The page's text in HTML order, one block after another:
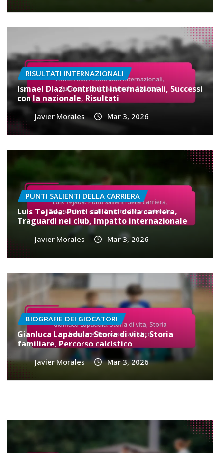
RISULTATI INTERNAZIONALI
Ismael Díaz: Contributi internazionali, Successi
con la nazionale, Risultati
Javier Morales Mar 3, 2026
PUNTI SALIENTI DELLA CARRIERA
Luis Tejada: Punti salienti della carriera,
Traguardi nei club, Impatto internazionale
Javier Morales Mar 3, 2026
BIOGRAFIE DEI GIOCATORI
Gianluca Lapadula: Storia di vita, Storia
familiare, Percorso calcistico
Javier Morales Mar 3, 2026